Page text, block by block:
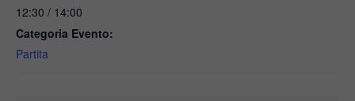
12:30 / 14:00
Categoria Evento:
Partita